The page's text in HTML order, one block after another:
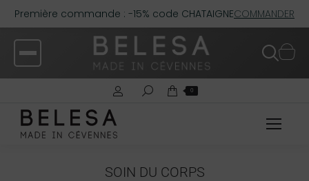
Première commande : -15% code CHATAIGNECOMMANDER
0
SOIN DU CORPS